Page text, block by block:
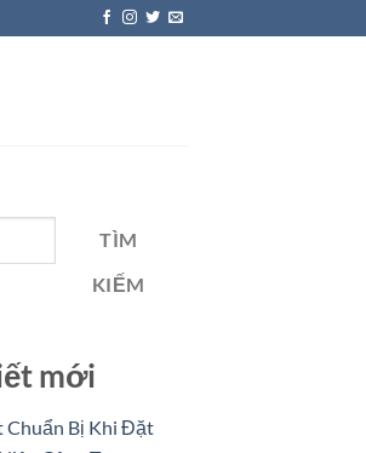
TÌM
KIẾM
mới
Chuẩn Bị Khi Đặt